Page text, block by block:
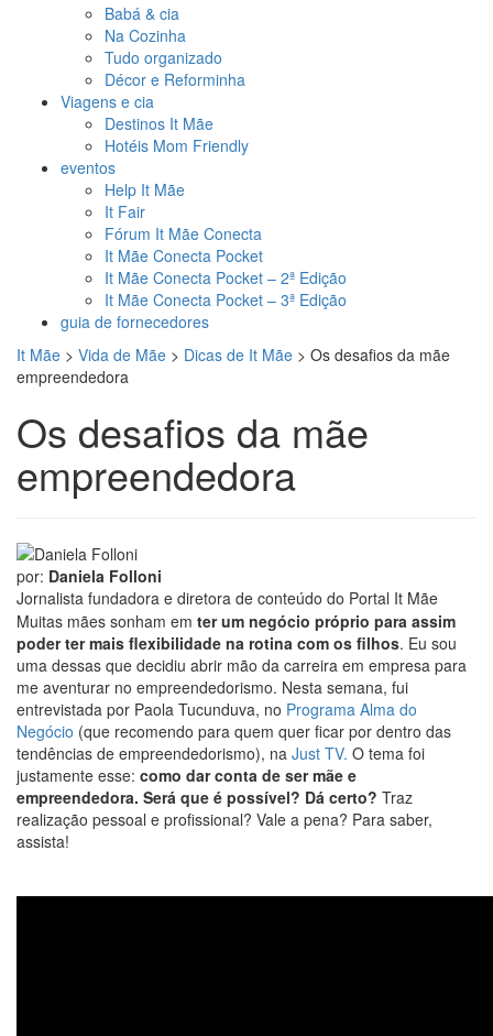
Babá & cia
Na Cozinha
Tudo organizado
Décor e Reforminha
Viagens e cia
Destinos It Mãe
Hotéis Mom Friendly
eventos
Help It Mãe
It Fair
Fórum It Mãe Conecta
It Mãe Conecta Pocket
It Mãe Conecta Pocket – 2ª Edição
It Mãe Conecta Pocket – 3ª Edição
guia de fornecedores
It Mãe > Vida de Mãe > Dicas de It Mãe > Os desafios da mãe
empreendedora
Os desafios da mãe
empreendedora
por: Daniela Folloni
Jornalista fundadora e diretora de conteúdo do Portal It Mãe
Muitas mães sonham em ter um negócio próprio para assim
poder ter mais flexibilidade na rotina com os filhos. Eu sou
uma dessas que decidiu abrir mão da carreira em empresa para
me aventurar no empreendedorismo. Nesta semana, fui
entrevistada por Paola Tucunduva, no Programa Alma do
Negócio (que recomendo para quem quer ficar por dentro das
tendências de empreendedorismo), na Just TV. O tema foi
justamente esse: como dar conta de ser mãe e
empreendedora. Será que é possível? Dá certo? Traz
realização pessoal e profissional? Vale a pena? Para saber,
assista!